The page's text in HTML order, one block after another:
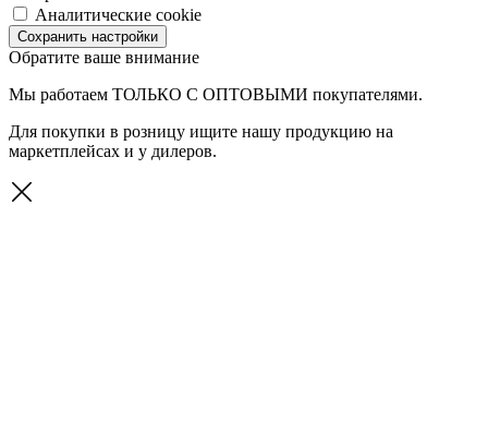
Аналитические cookie
Сохранить настройки
Обратите ваше внимание
Мы работаем ТОЛЬКО С ОПТОВЫМИ покупателями.
Для покупки в розницу ищите нашу продукцию на
маркетплейсах и у дилеров.